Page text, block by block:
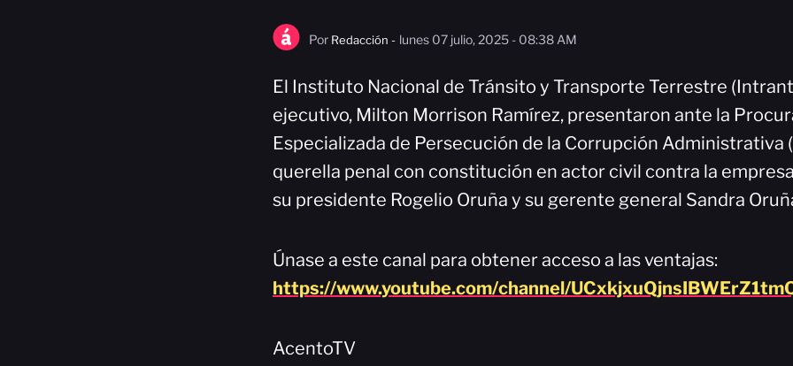
Por Redacción - lunes 07 julio, 2025 - 08:38 AM
El Instituto Nacional de Tránsito y Transporte Terrestre
ejecutivo, Milton Morrison Ramírez, presentaron ante la
Especializada de Persecución de la Corrupción Administrativa
querella penal con constitución en actor civil contra la empresa
su presidente Rogelio Oruña y su gerente general Sandra
Únase a este canal para obtener acceso a las ventajas:
https://www.youtube.com/channel/
AcentoTV